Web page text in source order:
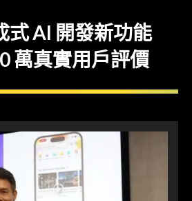
式 AI 開發新功能
萬真實用戶評價